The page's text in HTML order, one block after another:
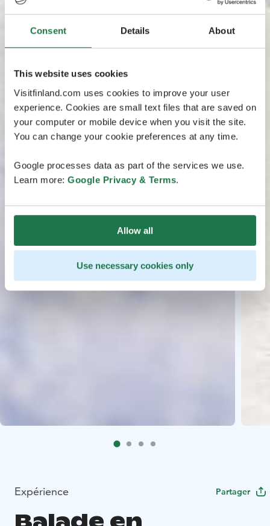
Consent Details About
This website uses cookies
Visitfinland.com uses cookies to improve your user
experience. Cookies are small text files that are saved on
your computer or mobile device when you visit the site.
You can change your cookie preferences at any time.
Google processes data as part of the services we use.
Learn more: Google Privacy & Terms.
Allow all
Use necessary cookies only
Expérience Partager